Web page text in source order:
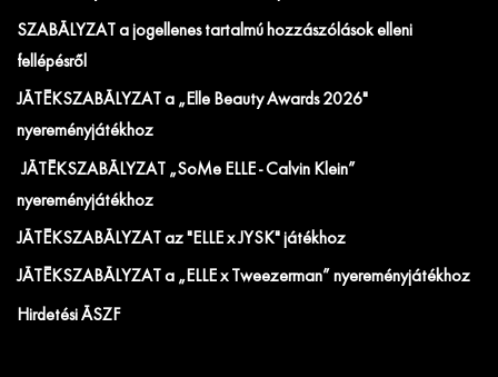
SZABÁLYZAT a jogellenes tartalmú hozzászólások elleni
fellépésről
JÁTÉKSZABÁLYZAT a „Elle Beauty Awards 2026"
nyereményjátékhoz
JÁTÉKSZABÁLYZAT „SoMe ELLE - Calvin Klein”
nyereményjátékhoz
JÁTÉKSZABÁLYZAT az "ELLE x JYSK" játékhoz
JÁTÉKSZABÁLYZAT a „ELLE x Tweezerman” nyereményjátékhoz
Hirdetési ÁSZF